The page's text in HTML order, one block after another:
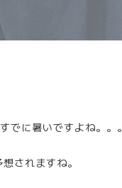
でに暑いですよね。。。
されますね。